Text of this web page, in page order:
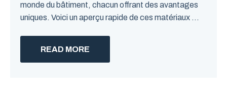
monde du bâtiment, chacun offrant des avantages
uniques. Voici un aperçu rapide de ces matériaux ...
READ MORE